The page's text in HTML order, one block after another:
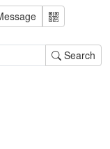
Search